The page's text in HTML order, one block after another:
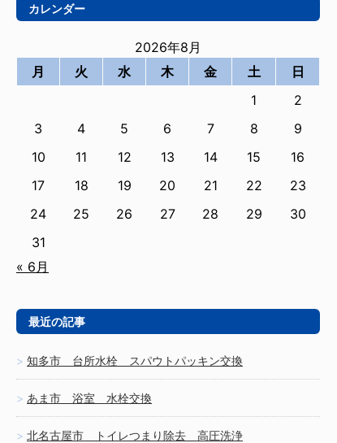
カレンダー
2026年8月
月
火 水 木 金 土
日
1
2
3
4 5 6 7 8
9
10
11 12 13 14 15
16
17
18 19 20 21 22
23
24
25 26 27 28 29
30
31
« 6月
最近の記事
知多市 台所水栓 スパウトパッキン交換
あま市 浴室 水栓交換
北名古屋市 トイレつまり除去 高圧洗浄